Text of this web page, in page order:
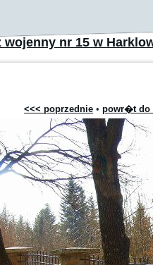
wojenny nr 15 w
<<< poprzednie • powr�t do